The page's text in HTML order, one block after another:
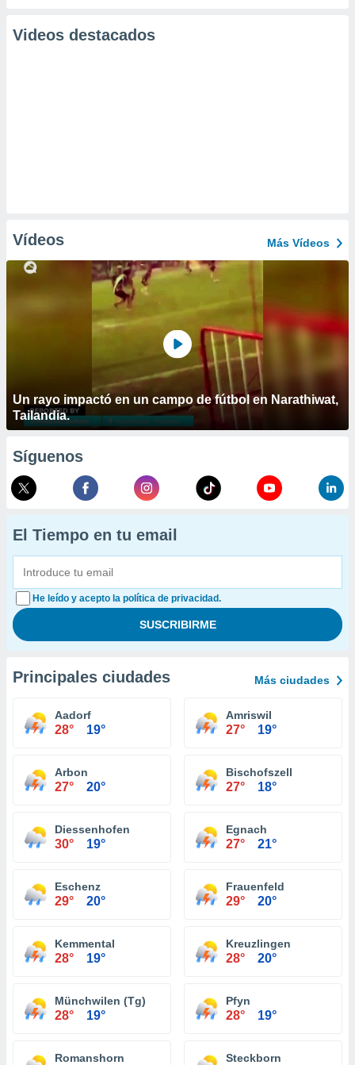
Videos destacados
Vídeos Más Vídeos
Un rayo impactó en un campo de fútbol en Narathiwat,
Tailandia.
Síguenos
El Tiempo en tu email
He leído y acepto la política de privacidad.
Principales ciudades Más ciudades
Aadorf
28° 19°
Amriswil
27° 19°
Arbon
27° 20°
Bischofszell
27° 18°
Diessenhofen
30° 19°
Egnach
27° 21°
Eschenz
29° 20°
Frauenfeld
29° 20°
Kemmental
28° 19°
Kreuzlingen
28° 20°
Münchwilen (Tg)
28° 19°
Pfyn
28° 19°
Romanshorn Steckborn